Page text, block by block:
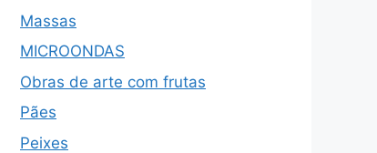
Massas
MICROONDAS
Obras de arte com frutas
Pães
Peixes